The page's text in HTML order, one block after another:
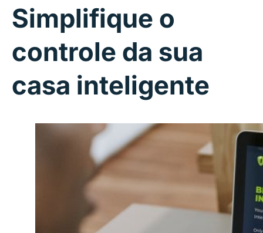
Simplifique o
controle da sua
casa inteligente